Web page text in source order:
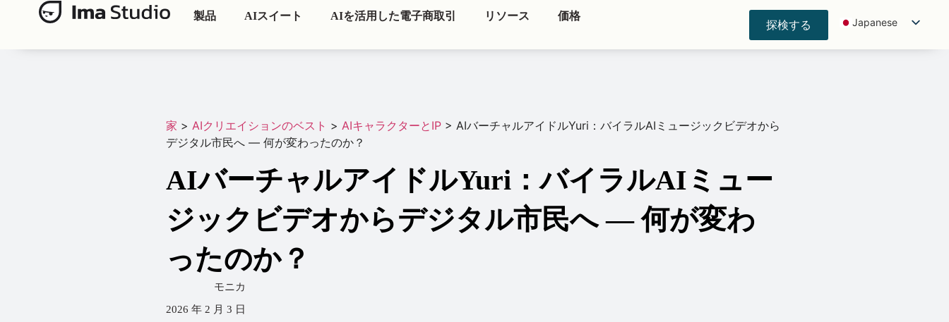
製品 AIスイート AIを活用した電子商取引 リソース 価格
探検する
Japanese
家 > AIクリエイションのベスト > AIキャラクターとIP > AIバーチャルアイドルYuri：バイラルAIミュージックビデオから
デジタル市民へ — 何が変わったのか？
AIバーチャルアイドルYuri：バイラルAIミュー
ジックビデオからデジタル市民へ — 何が変わ
ったのか？
モニカ
2026 年 2 月 3 日